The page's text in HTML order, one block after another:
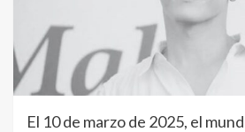
El 10 de marzo de 2025, el